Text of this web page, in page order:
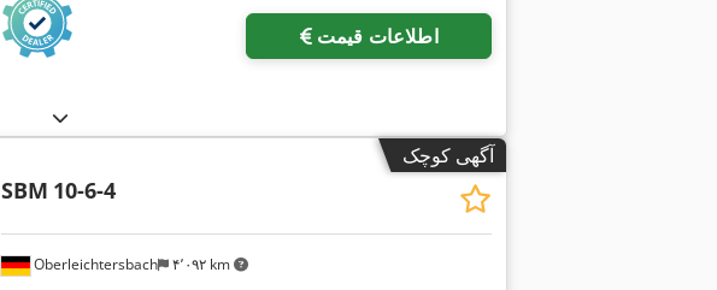
اطلاعات قیمت
آگهی کوچک
Oberleichtersbach ۴٬۰۹۲ km
SBM 10-6-4